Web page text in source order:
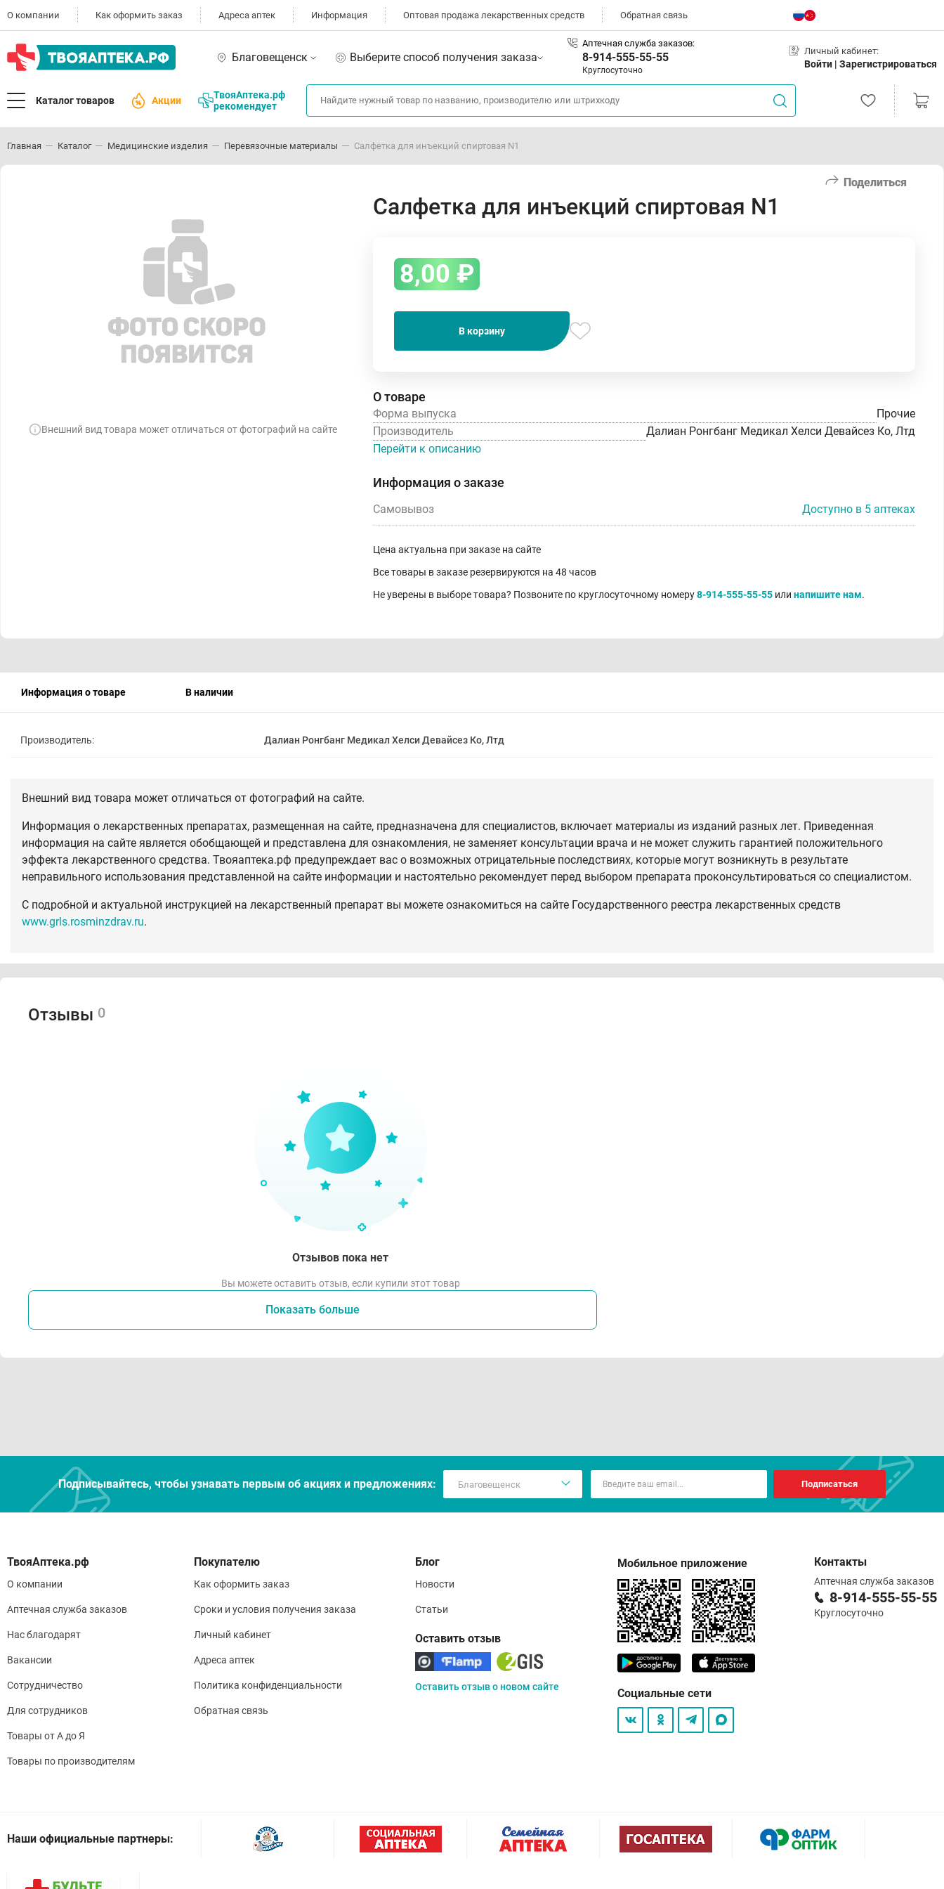
О компании Как оформить заказ Адреса аптек Информация Оптовая продажа лекарственных средств Обратная связь
Благовещенск Выберите способ получения заказа
Аптечная служба заказов:
8-914-555-55-55
Круглосуточно
Личный кабинет:
Войти | Зарегистрироваться
Каталог товаров Акции
ТвояАптека.рф
рекомендует
Главная Каталог Медицинские изделия Перевязочные материалы Салфетка для инъекций спиртовая N1
Поделиться
Внешний вид товара может отличаться от фотографий на сайте
Салфетка для инъекций спиртовая N1
8,00 ₽
В корзину
О товаре
Форма выпуска
Прочие
Производитель
Далиан Ронгбанг Медикал Хелси Девайсез Ко, Лтд
Перейти к описанию
Информация о заказе
Самовывоз Доступно в 5 аптеках
Цена актуальна при заказе на сайте
Все товары в заказе резервируются на 48 часов
Не уверены в выборе товара? Позвоните по круглосуточному номеру8-914-555-55-55 или напишите нам.
Информация о товаре В наличии
Производитель: Далиан Ронгбанг Медикал Хелси Девайсез Ко, Лтд
Внешний вид товара может отличаться от фотографий на сайте.
Информация о лекарственных препаратах, размещенная на сайте, предназначена для специалистов, включает материалы из изданий разных лет. Приведенная
информация на сайте является обобщающей и представлена для ознакомления, не заменяет консультации врача и не может служить гарантией положительного
эффекта лекарственного средства. Твояаптека.рф предупреждает вас о возможных отрицательные последствиях, которые могут возникнуть в результате
неправильного использования представленной на сайте информации и настоятельно рекомендует перед выбором препарата проконсультироваться со специалистом.
С подробной и актуальной инструкцией на лекарственный препарат вы можете ознакомиться на сайте Государственного реестра лекарственных средств
www.grls.rosminzdrav.ru.
Отзывы 0
Отзывов пока нет
Вы можете оставить отзыв, если купили этот товар
Показать больше
Подписывайтесь, чтобы узнавать первым об акцияx и предложениях: Подписаться
О компании
Аптечная служба заказов
Нас благодарят
Вакансии
Сотрудничество
Для сотрудников
Товары от А до Я
Товары по производителям
Покупателю
Как оформить заказ
Сроки и условия получения заказа
Личный кабинет
Адреса аптек
Политика конфиденциальности
Обратная связь
Блог
Новости
Статьи
Оставить отзыв
Оставить отзыв о новом сайте
Мобильное приложение
Социальные сети
Контакты
Аптечная служба заказов
8-914-555-55-55
Круглосуточно
Наши официальные партнеры: